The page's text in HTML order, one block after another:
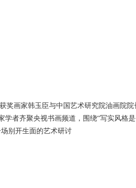
奖画家韩玉臣与中国艺术研究院油画院
者齐聚央视书画频道，围绕“写实风格
别开生面的艺术研讨